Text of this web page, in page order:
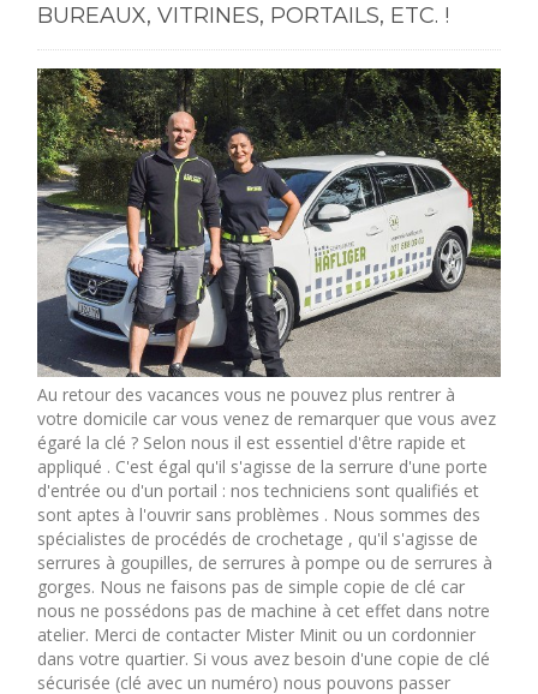
BUREAUX, VITRINES, PORTAILS, ETC. !
Au retour des vacances vous ne pouvez plus rentrer à
votre domicile car vous venez de remarquer que vous avez
égaré la clé ? Selon nous il est essentiel d'être rapide et
appliqué . C'est égal qu'il s'agisse de la serrure d'une porte
d'entrée ou d'un portail : nos techniciens sont qualifiés et
sont aptes à l'ouvrir sans problèmes . Nous sommes des
spécialistes de procédés de crochetage , qu'il s'agisse de
serrures à goupilles, de serrures à pompe ou de serrures à
gorges. Nous ne faisons pas de simple copie de clé car
nous ne possédons pas de machine à cet effet dans notre
atelier. Merci de contacter Mister Minit ou un cordonnier
dans votre quartier. Si vous avez besoin d'une copie de clé
sécurisée (clé avec un numéro) nous pouvons passer